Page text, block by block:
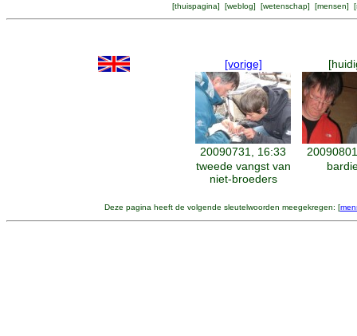
[thuispagina] [weblog] [wetenschap] [mensen] [
[vorige]
20090731, 16:33
tweede vangst van
niet-broeders
Deze pagina heeft de volgende sleutelwoorden meegekregen: [